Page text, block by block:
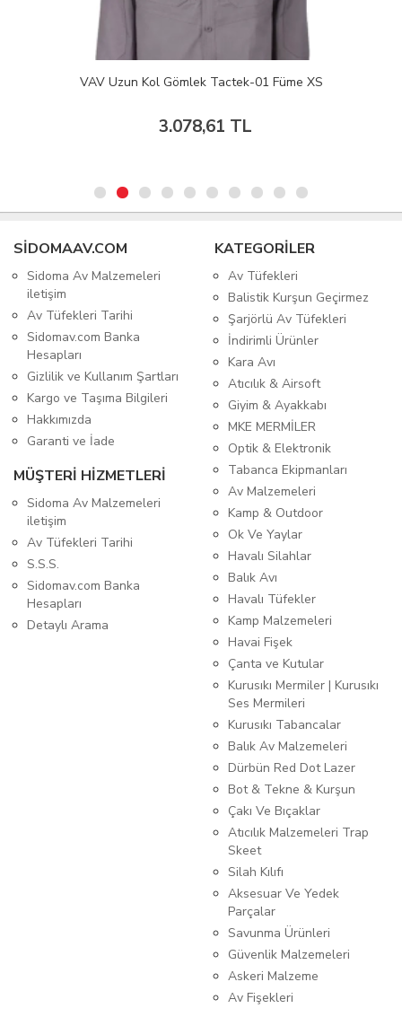
VAV Uzun Kol Gömlek Tactek-01 Füme XS
3.078,61 TL
SIDOMAAV.COM
Sidoma Av Malzemeleri
iletişim
Av Tüfekleri Tarihi
Sidomav.com Banka
Hesapları
Gizlilik ve Kullanım Şartları
Kargo ve Taşıma Bilgileri
Hakkımızda
Garanti ve İade
MÜŞTERİ HİZMETLERİ
Sidoma Av Malzemeleri
iletişim
Av Tüfekleri Tarihi
S.S.S.
Sidomav.com Banka
Hesapları
Detaylı Arama
KATEGORİLER
Av Tüfekleri
Balistik Kurşun Geçirmez
Şarjörlü Av Tüfekleri
İndirimli Ürünler
Kara Avı
Atıcılık & Airsoft
Giyim & Ayakkabı
MKE MERMİLER
Optik & Elektronik
Tabanca Ekipmanları
Av Malzemeleri
Kamp & Outdoor
Ok Ve Yaylar
Havalı Silahlar
Balık Avı
Havalı Tüfekler
Kamp Malzemeleri
Havai Fişek
Çanta ve Kutular
Kurusıkı Mermiler | Kurusıkı
Ses Mermileri
Kurusıkı Tabancalar
Balık Av Malzemeleri
Dürbün Red Dot Lazer
Bot & Tekne & Kurşun
Çakı Ve Bıçaklar
Atıcılık Malzemeleri Trap
Skeet
Silah Kılıfı
Aksesuar Ve Yedek
Parçalar
Savunma Ürünleri
Güvenlik Malzemeleri
Askeri Malzeme
Av Fişekleri